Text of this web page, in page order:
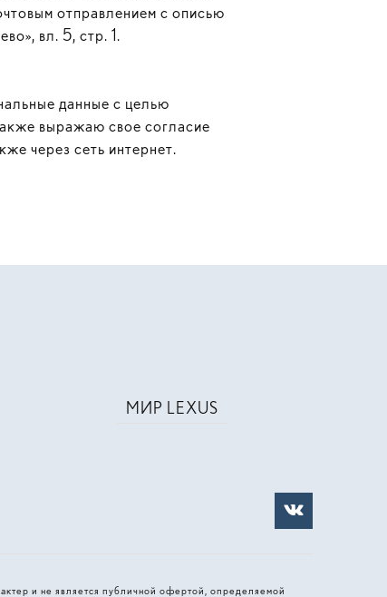
отправлением с описью
вл. 5, стр. 1.
данные с целью
выражаю свое согласие
через сеть интернет.
МИР LEXUS
и не является публичной офертой, определяемой